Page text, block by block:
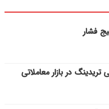
فشار
در بازار معاملاتی